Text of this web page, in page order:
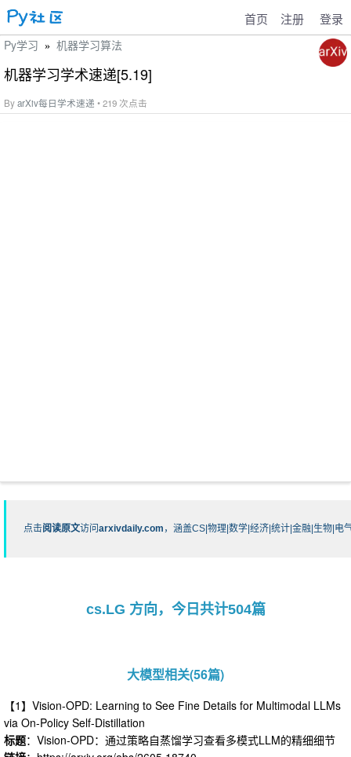
首页 注册 登录
Py学习 » 机器学习算法
机器学习学术速递[5.19]
ByarXiv每日学术速递 • 219 次点击
点击阅读原文访问 arxivdaily.com ，涵盖CS|物理|数学|经济|统计|金融|生物|电
cs.LG 方向，今日共计504篇
大模型相关(56篇)
【1】Vision-OPD: Learning to See Fine Details for Multimodal LLMs
via On-Policy Self-Distillation
标题：Vision-OPD：通过策略自蒸馏学习查看多模式LLM的精细细节